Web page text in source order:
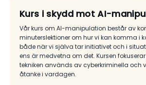
Kurs i skydd mot AI-
Vår kurs om AI-manipulation består av
minuterslektioner om hur vi kan komma i
både när vi själva tar initiativet och i
ens är medvetna om det. Kursen
tekniken används av cyberkriminella och
åtanke i vardagen.